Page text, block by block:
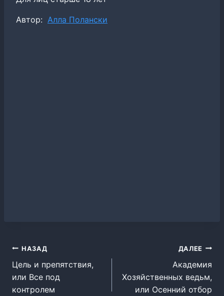
Метки
Автор: Алла Полански
Навигация
по
записям
НАЗАД
Цель и препятствия,
или Все под
контролем
ДАЛЕЕ
Академия
Хозяйственных ведьм,
или Осенний отбор